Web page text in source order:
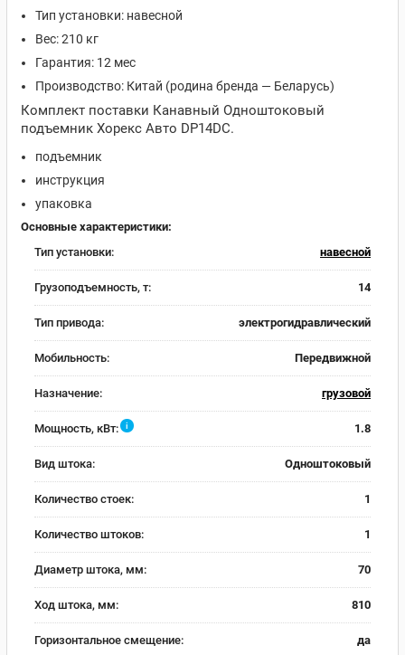
Тип установки: навесной
Вес: 210 кг
Гарантия: 12 мес
Производство: Китай (родина бренда — Беларусь)
Комплект поставки Канавный Одноштоковый
подъемник Хорекс Авто DP14DC.
подъемник
инструкция
упаковка
Основные характеристики:
Тип установки:
навесной
Грузоподъемность, т: 14
Тип привода: электрогидравлический
Мобильность: Передвижной
Назначение: грузовой
Мощность, кВт: i 1.8
Вид штока: Одноштоковый
Количество стоек: 1
Количество штоков: 1
Диаметр штока, мм: 70
Ход штока, мм: 810
Горизонтальное смещение: да